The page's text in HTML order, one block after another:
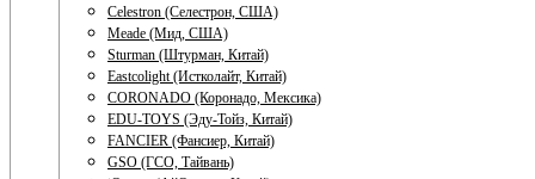
Celestron (Селестрон, США)
Meade (Мид, США)
Sturman (Штурман, Китай)
Eastcolight (Истколайт, Китай)
CORONADO (Коронадо, Мексика)
EDU-TOYS (Эду-Тойз, Китай)
FANCIER (Фансиер, Китай)
GSO (ГСО, Тайвань)